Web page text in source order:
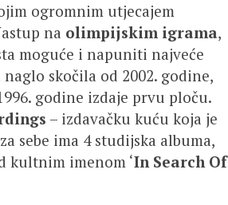
ogromnim utjecajem
na olimpijskim igrama,
moguće i napuniti najveće
skočila od 2002. godine,
godine izdaje prvu ploču.
– izdavačku kuću koja je
sebe ima 4 studijska albuma,
kultnim imenom ‘In Search Of